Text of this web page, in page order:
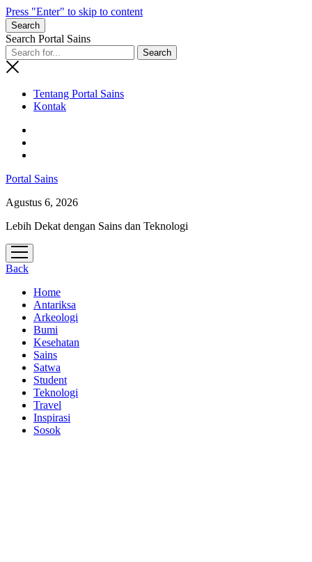
Press "Enter" to skip to content
Search
Search Portal Sains
Tentang Portal Sains
Kontak
Portal Sains
Agustus 6, 2026
Lebih Dekat dengan Sains dan Teknologi
open
menu
Back
Home
Antariksa
Arkeologi
Bumi
Kesehatan
Sains
Satwa
Student
Teknologi
Travel
Inspirasi
Sosok